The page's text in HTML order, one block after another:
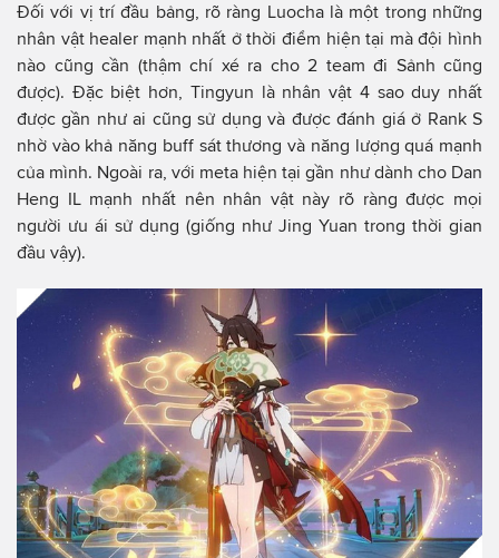
Đối với vị trí đầu bảng, rõ ràng Luocha là một trong những
nhân vật healer mạnh nhất ở thời điểm hiện tại mà đội hình
nào cũng cần (thậm chí xé ra cho 2 team đi Sảnh cũng
được). Đặc biệt hơn, Tingyun là nhân vật 4 sao duy nhất
được gần như ai cũng sử dụng và được đánh giá ở Rank S
nhờ vào khả năng buff sát thương và năng lượng quá mạnh
của mình. Ngoài ra, với meta hiện tại gần như dành cho Dan
Heng IL mạnh nhất nên nhân vật này rõ ràng được mọi
người ưu ái sử dụng (giống như Jing Yuan trong thời gian
đầu vậy).